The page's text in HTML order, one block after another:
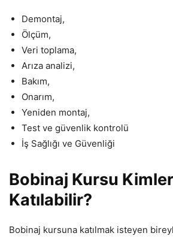
Demontaj,
Ölçüm,
Veri toplama,
Arıza analizi,
Bakım,
Onarım,
Yeniden montaj,
Test ve güvenlik kontrolü
İş Sağlığı ve Güvenliği
Bobinaj Kursu Kimler
Katılabilir?
Bobinaj kursuna katılmak isteyen